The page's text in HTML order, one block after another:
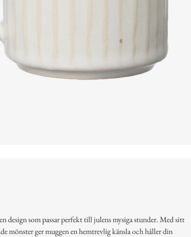
design som passar perfekt till julens mysiga stunder. Med sitt
mönster ger muggen en hemtrevlig känsla och håller din